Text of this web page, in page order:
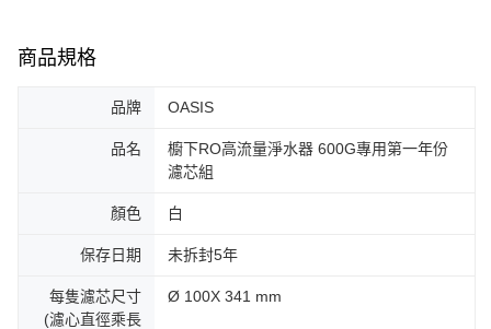
商品規格
品牌 OASIS
品名
櫥下RO高流量淨水器 600G專用第一年份
濾芯組
顏色 白
保存日期 未拆封5年
每隻濾芯尺寸
(濾心直徑乘長
Ø 100X 341 mm